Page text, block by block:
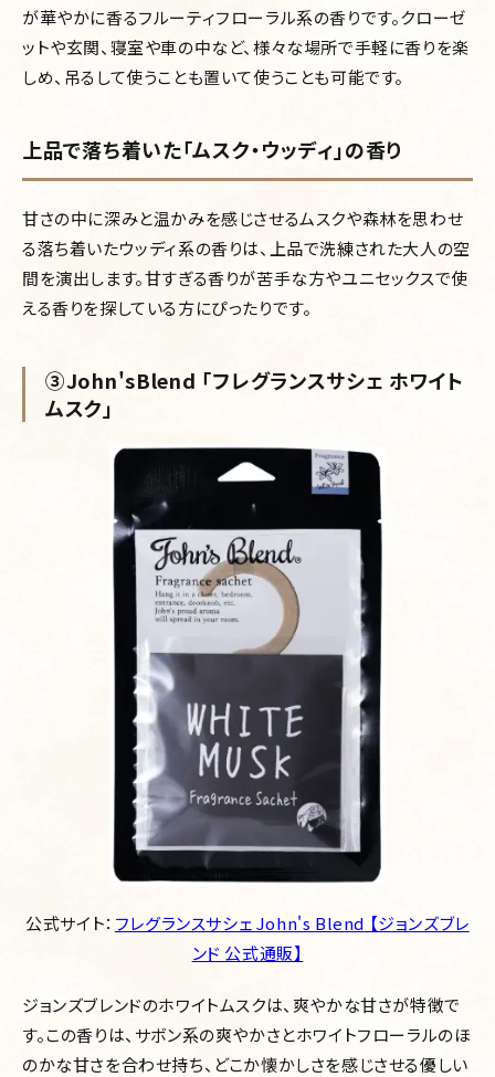
が華やかに香るフルーティフローラル系の香りです。クローゼ
ットや玄関、寝室や車の中など、様々な場所で手軽に香りを楽
しめ、吊るして使うことも置いて使うことも可能です。
上品で落ち着いた「ムスク・ウッディ」の香り
甘さの中に深みと温かみを感じさせるムスクや森林を思わせ
る落ち着いたウッディ系の香りは、上品で洗練された大人の空
間を演出します。甘すぎる香りが苦手な方やユニセックスで使
える香りを探している方にぴったりです。
③John'sBlend 「フレグランスサシェ ホワイト
ムスク」
公式サイト： フレグランスサシェ John's Blend 【ジョンズブレ
ンド 公式通販】
ジョンズブレンドのホワイトムスクは、爽やかな甘さが特徴で
す。この香りは、サボン系の爽やかさとホワイトフローラルのほ
のかな甘さを合わせ持ち、どこか懐かしさを感じさせる優しい